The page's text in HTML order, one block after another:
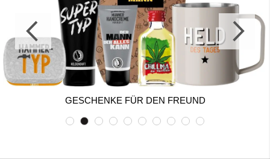
GESCHENKE FÜR DEN FREUND